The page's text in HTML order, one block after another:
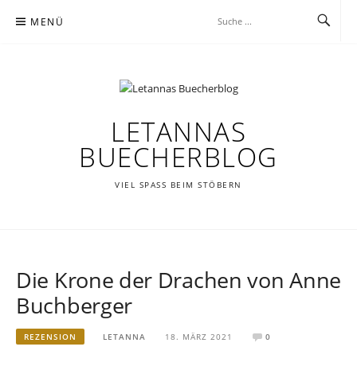
Inhalt MENÜ
LETANNAS
BUECHERBLOG
VIEL SPASS BEIM STÖBERN
Die Krone der Drachen von Anne
Buchberger
REZENSION LETANNA 18. MÄRZ 2021 0